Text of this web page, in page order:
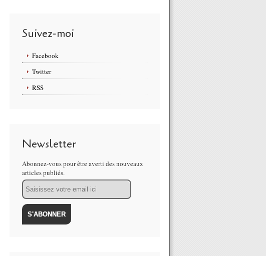
Suivez-moi
Facebook
Twitter
RSS
Newsletter
Abonnez-vous pour être averti des nouveaux
articles publiés.
Email